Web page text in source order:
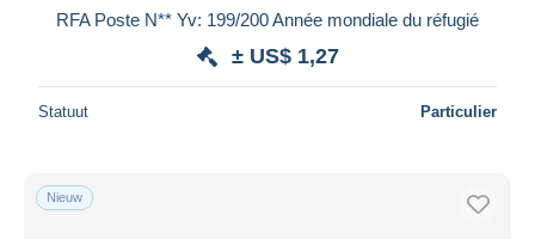
RFA Poste N** Yv: 199/200 Année mondiale du réfugié
± US$ 1,27
Statuut Particulier
Nieuw